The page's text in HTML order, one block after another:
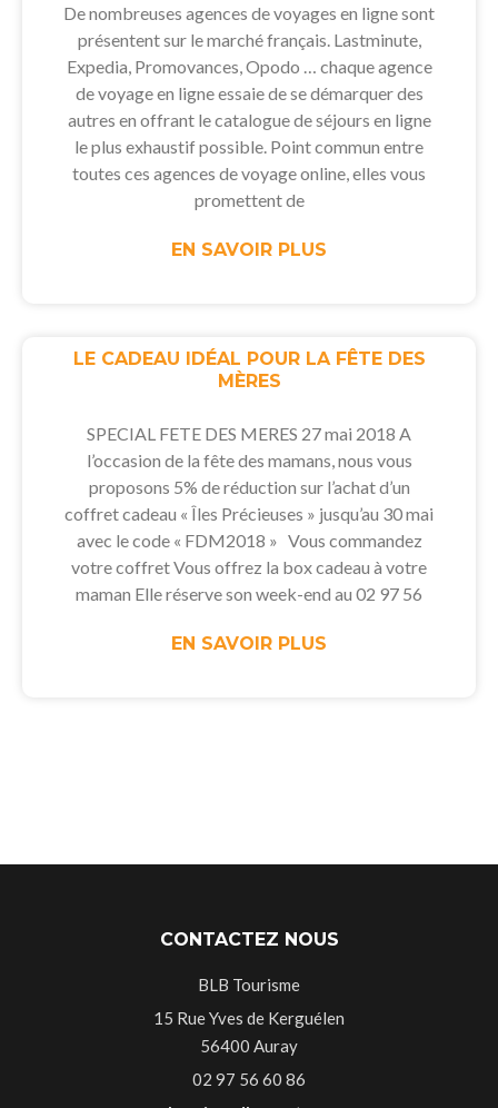
De nombreuses agences de voyages en ligne sont
présentent sur le marché français. Lastminute,
Expedia, Promovances, Opodo … chaque agence
de voyage en ligne essaie de se démarquer des
autres en offrant le catalogue de séjours en ligne
le plus exhaustif possible. Point commun entre
toutes ces agences de voyage online, elles vous
promettent de
EN SAVOIR PLUS
LE CADEAU IDÉAL POUR LA FÊTE DES
MÈRES
SPECIAL FETE DES MERES 27 mai 2018 A
l’occasion de la fête des mamans, nous vous
proposons 5% de réduction sur l’achat d’un
coffret cadeau « Îles Précieuses » jusqu’au 30 mai
avec le code « FDM2018 » Vous commandez
votre coffret Vous offrez la box cadeau à votre
maman Elle réserve son week-end au 02 97 56
EN SAVOIR PLUS
CONTACTEZ NOUS
BLB Tourisme
15 Rue Yves de Kerguélen
56400 Auray
02 97 56 60 86